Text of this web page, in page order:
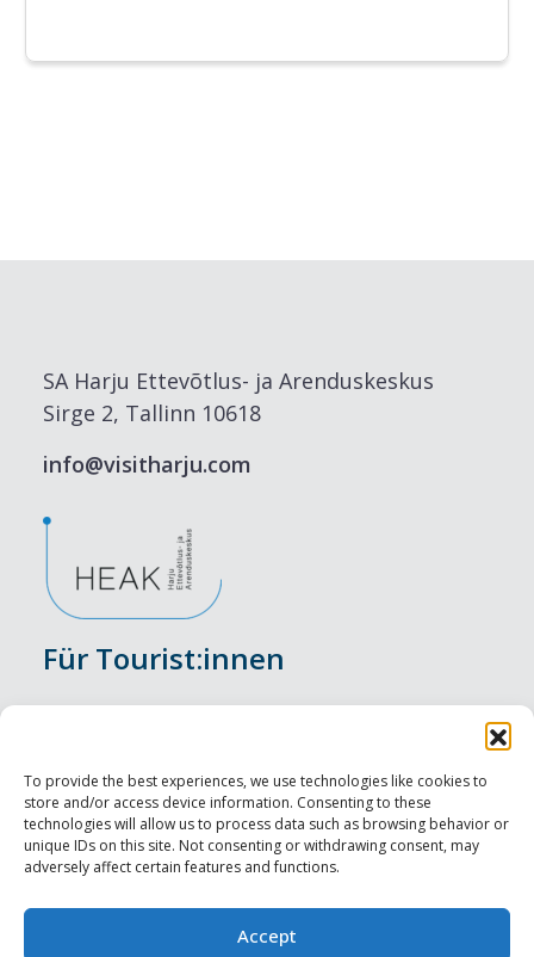
To provide the best experiences, we use technologies like cookies to
store and/or access device information. Consenting to these
technologies will allow us to process data such as browsing behavior or
unique IDs on this site. Not consenting or withdrawing consent, may
adversely affect certain features and functions.
Accept
SA Harju Ettevõtlus- ja Arenduskeskus
Sirge 2, Tallinn 10618
info@visitharju.com
Für Tourist:innen
Unterkunft
Genusserlebnisse
Sehenswürdigkeiten